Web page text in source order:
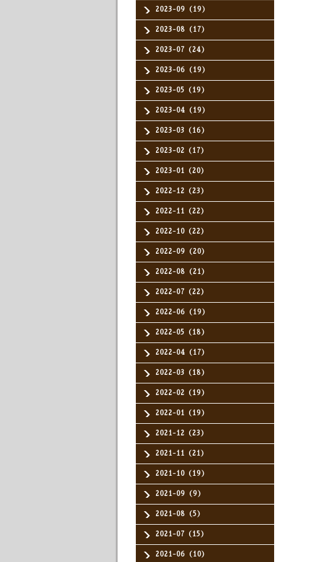
2023-09（19）
2023-08（17）
2023-07（24）
2023-06（19）
2023-05（19）
2023-04（19）
2023-03（16）
2023-02（17）
2023-01（20）
2022-12（23）
2022-11（22）
2022-10（22）
2022-09（20）
2022-08（21）
2022-07（22）
2022-06（19）
2022-05（18）
2022-04（17）
2022-03（18）
2022-02（19）
2022-01（19）
2021-12（23）
2021-11（21）
2021-10（19）
2021-09（9）
2021-08（5）
2021-07（15）
2021-06（10）